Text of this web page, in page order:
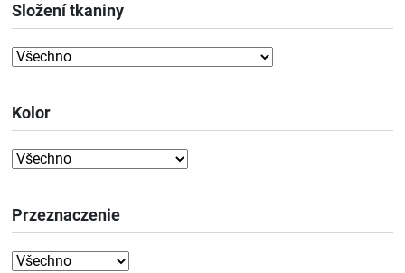
Složení tkaniny
Kolor
Przeznaczenie